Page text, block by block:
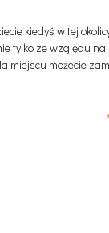
kiedyś w tej
tylko ze względu
miejscu możecie